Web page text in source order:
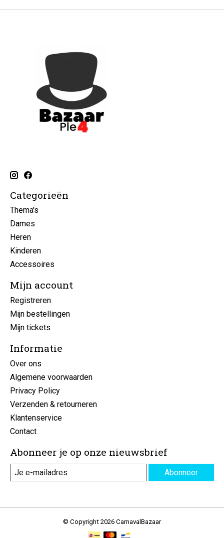
Categorieën
Thema's
Dames
Heren
Kinderen
Accessoires
Mijn account
Registreren
Mijn bestellingen
Mijn tickets
Informatie
Over ons
Algemene voorwaarden
Privacy Policy
Verzenden & retourneren
Klantenservice
Contact
Abonneer je op onze nieuwsbrief
Abonneer
© Copyright 2026 CarnavalBazaar